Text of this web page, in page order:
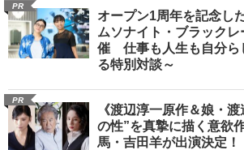
PR
オープン1周年を記念し
ムソナイト・ブラックレ
催 仕事も人生も自分ら
る特別対談～
PR
《渡辺淳一原作＆娘・
の性”を真摯に描く意欲
馬・吉田羊が出演決定